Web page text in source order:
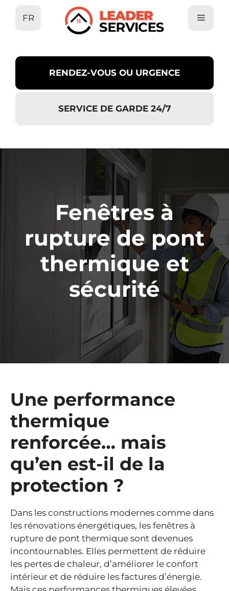
FR
RENDEZ-VOUS OU URGENCE
SERVICE DE GARDE 24/7
Fenêtres à
rupture de pont
thermique et
sécurité
Une performance
thermique
renforcée… mais
qu’en est-il de la
protection ?
Dans les constructions modernes comme dans
les rénovations énergétiques, les fenêtres à
rupture de pont thermique sont devenues
incontournables. Elles permettent de réduire
les pertes de chaleur, d’améliorer le confort
intérieur et de réduire les factures d’énergie.